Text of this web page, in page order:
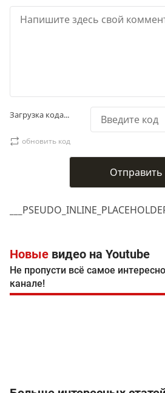
Загрузка кода...
обновить код
Новые видео на Youtube
Не пропусти всё самое
канале!